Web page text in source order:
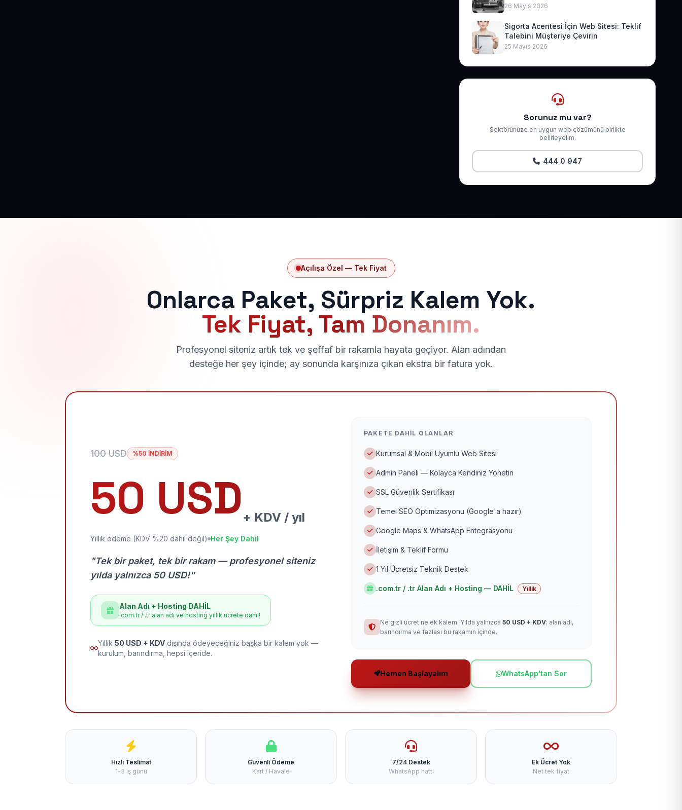
26 Mayıs 2026
Sigorta Acentesi İçin Web Sitesi: Teklif
Talebini Müşteriye Çevirin
25 Mayıs 2026
Sorunuz mu var?
Sektörünüze en uygun web çözümünü birlikte
belirleyelim.
444 0 947
Açılışa Özel — Tek Fiyat
Onlarca Paket, Sürpriz Kalem Yok.
Tek Fiyat, Tam Donanım.
Profesyonel siteniz artık tek ve şeffaf bir rakamla hayata geçiyor. Alan adından
desteğe her şey içinde; ay sonunda karşınıza çıkan ekstra bir fatura yok.
100 USD %50 İNDİRİM
50 USD + KDV / yıl
Yıllık ödeme (KDV %20 dahil değil) Her Şey Dahil
"Tek bir paket, tek bir rakam — profesyonel siteniz
yılda yalnızca 50 USD!"
Alan Adı + Hosting DAHİL
.com.tr / .tr alan adı ve hosting yıllık ücrete dahil!
Yıllık 50 USD + KDV dışında ödeyeceğiniz başka bir kalem yok —
kurulum, barındırma, hepsi içeride.
PAKETE DAHIL OLANLAR
Kurumsal & Mobil Uyumlu Web Sitesi
Admin Paneli — Kolayca Kendiniz Yönetin
SSL Güvenlik Sertifikası
Temel SEO Optimizasyonu (Google'a hazır)
Google Maps & WhatsApp Entegrasyonu
İletişim & Teklif Formu
1 Yıl Ücretsiz Teknik Destek
.com.tr / .tr Alan Adı + Hosting — DAHİL Yıllık
Ne gizli ücret ne ek kalem. Yılda yalnızca 50 USD + KDV; alan adı,
barındırma ve fazlası bu rakamın içinde.
Hemen Başlayalım WhatsApp'tan Sor
Hızlı Teslimat
1-3 iş günü
Güvenli Ödeme
Kart / Havale
7/24 Destek
WhatsApp hattı
Ek Ücret Yok
Net tek fiyat